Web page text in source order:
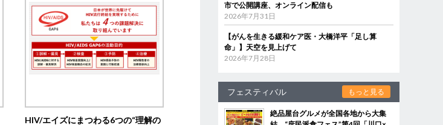
HIV/エイズにまつわる6つの“理解の
市で公開講座、オンライン配信も
2026年7月31日
【がんを生きる緩和ケア医・大橋洋平「足し算
命」】天空を見上げて
2026年7月28日
フェスティバル もっと見る
絶品屋台グルメが全国各地から大集